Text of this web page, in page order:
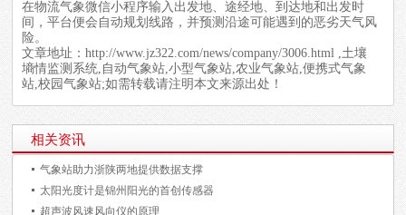
在物流气象微信小程序输入出发地、途经地、到达地和出发时
间，平台便会自动规划线路，并预测沿途可能遇到的恶劣天气风
险。
文章地址：http://www.jz322.com/news/company/3006.html ,土壤
墒情监测系统,自动气象站,小型气象站,农业气象站,便携式气象
站,校园气象站;如需转载请注明本文来源出处！
相关资讯
气象站助力浙陕两地提供数据支撑
太阳光度计是锦州阳光的首创传感器
超声波风速风向仪的原理